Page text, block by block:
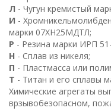
Л - Чугун кремистый
И -
марки 07ХН25МДТЛ;
Р - Резина марки ИРП
Н - Сплав из никеля;
П - Пластмасса или
Т - Титан и его сплавы
Химические агрегаты
врзывобезопасном,